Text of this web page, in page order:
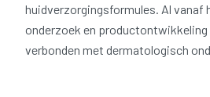
huidverzorgingsformules. Al vanaf
onderzoek en
verbonden met dermatologisch